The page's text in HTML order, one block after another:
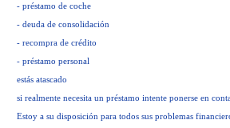
- préstamo de coche
- deuda de consolidación
- recompra de crédito
- préstamo personal
estás atascado
si realmente necesita un préstamo intente ponerse en
Estoy a su disposición para todos sus problemas